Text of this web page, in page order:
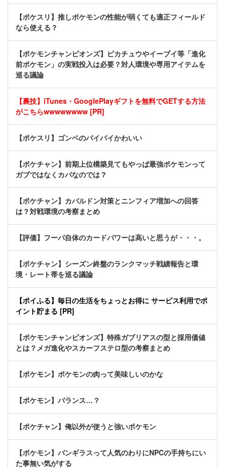
【ポケスリ】推しポケモンの性能が弱くても適正フィールド
なら使える？
【ポケモンチャンピオンズ】ピカチュウやイーブイ等「進化
前ポケモン」の実戦投入は必要？対人環境や専用アイテムを
巡る議論
【裏技】iTunes・GooglePlayギフトを無料でGETする方法
がこちらwwwwwwww [PR]
【ポケスリ】ゴンベのバイバイかわいい
【ポケチャン】前期上位構築見てもやっぱ最強ポケモンって
ガブではなくカバなのでは？
【ポケチャン】カバルドン対策とニンフィア増加への回答
は？対戦環境の考察まとめ
【評価】フーパ自体のカードパワーは高いと思うが・・・。
【ポケチャン】シーズン終盤のランクマッチ戦績報告と環
境・レート帯を巡る議論
【ポイふる】毎日の生活をちょっとお得に サービス利用でポ
イント貯まる [PR]
【ポケモンチャンピオンズ】特殊ガブリアスの型と採用価値
とは？メガ進化やスカーフステロ型の考察まとめ
【ポケモン】ポケモンの肉って美味しいのかな
【ポケモン】バランス…？
【ポケチャン】俺以外が使うと強いポケモン
【ポケモン】バンギラスって人気のわりにNPCの手持ちにい
た事無い気がする